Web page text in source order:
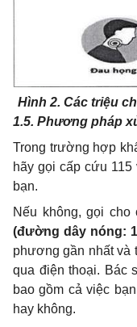
Hình 2. Các triệu
1.5. Phương pháp
Trong trường hợp
hãy gọi cấp cứu
bạn.
Nếu không, gọi
(đường dây nóng:
phương gần nhất và
qua điện thoại. Bác
bao gồm cả việc
hay không.